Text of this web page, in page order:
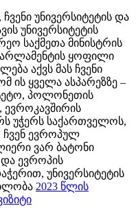
უნივერსიტეტის და
უნივერსიტეტის
საქმეთა მინისტრის
ყოფილი
აქვს მას ჩვენი
ის ყველა ასპარეზზე –
პოლონეთის
ევროკავშირის
უჭერს საქართველოს,
ევროპულ
ვარ ბატონი
ევროპის
უნივერსიტეტის
2023 წლის